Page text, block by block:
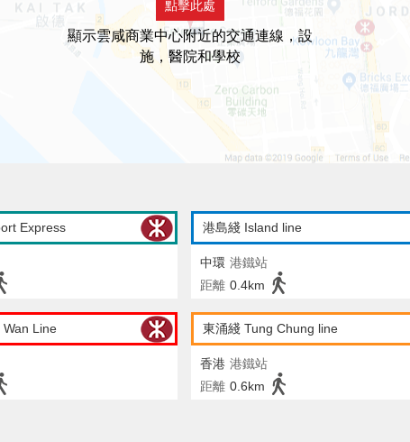
點擊此處
顯示雲咸商業中心附近的交通連線，設
施，醫院和學校
Express 港島綫 Island line
中環 港鐵站
距離 0.4km
Wan Line 東涌綫 Tung Chung line
香港 港鐵站
距離 0.6km